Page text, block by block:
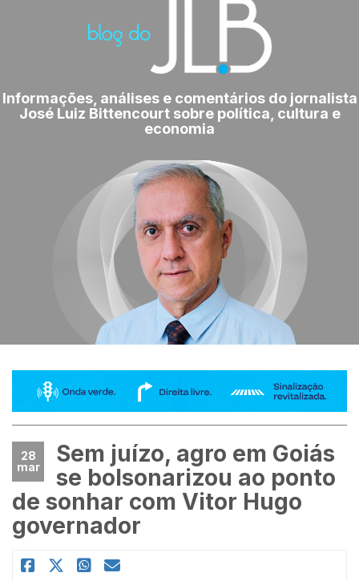
Informações, análises e comentários do jornalista
José Luiz Bittencourt sobre política, cultura e
economia
28
mar
Sem juízo, agro em Goiás
se bolsonarizou ao ponto
de sonhar com Vitor Hugo
governador